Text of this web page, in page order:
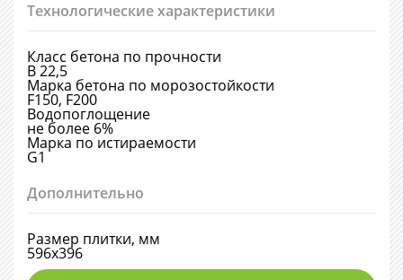
Технологические характеристики
Класс бетона по прочности
В 22,5
Марка бетона по морозостойкости
F150, F200
Водопоглощение
не более 6%
Марка по истираемости
G1
Дополнительно
Размер плитки, мм
596х396